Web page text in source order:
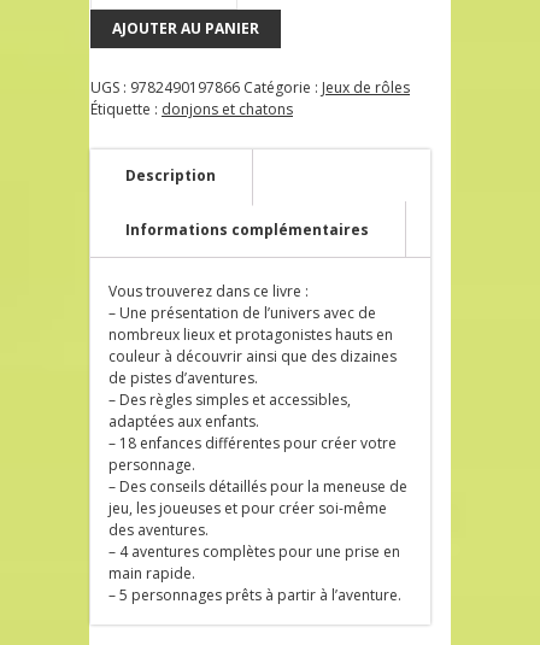
AJOUTER AU PANIER
UGS : 9782490197866 Catégorie : Jeux de rôles
Étiquette : donjons et chatons
Description
Informations complémentaires
Vous trouverez dans ce livre :
– Une présentation de l’univers avec de
nombreux lieux et protagonistes hauts en
couleur à découvrir ainsi que des dizaines
de pistes d’aventures.
– Des règles simples et accessibles,
adaptées aux enfants.
– 18 enfances différentes pour créer votre
personnage.
– Des conseils détaillés pour la meneuse de
jeu, les joueuses et pour créer soi-même
des aventures.
– 4 aventures complètes pour une prise en
main rapide.
– 5 personnages prêts à partir à l’aventure.